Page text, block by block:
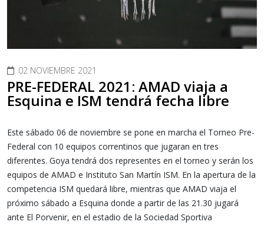
02 NOVIEMBRE 2021
PRE-FEDERAL 2021: AMAD viaja a
Esquina e ISM tendrá fecha libre
Este sábado 06 de noviembre se pone en marcha el Torneo Pre-
Federal con 10 equipos correntinos que jugaran en tres
diferentes. Goya tendrá dos representes en el torneo y serán los
equipos de AMAD e Instituto San Martín ISM. En la apertura de la
competencia ISM quedará libre, mientras que AMAD viaja el
próximo sábado a Esquina donde a partir de las 21.30 jugará
ante El Porvenir, en el estadio de la Sociedad Sportiva